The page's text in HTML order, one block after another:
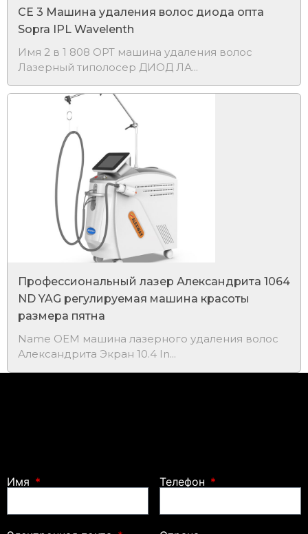
CE 3 Машина удаления волос диода опта
Sopra IPL Wavelenth
Имя 2 в 1 808 OPT машина удаления волос
Лазерный типолосер ДИОД ЛА...
Профессиональный лазер Александрита 1064
ND YAG регулируемая машина красоты
размера пятна
​Name OEM машина лазерного удаления волос
Александрита Экран 10.4 In...
Имя Телефон